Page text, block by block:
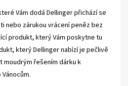
Vám dodá Dellinger přichází se
nebo zárukou vrácení peněz bez
produkt, který Vám poskytne tu
který Dellinger nabízí je pečlivě
moudrým řešením dárku k